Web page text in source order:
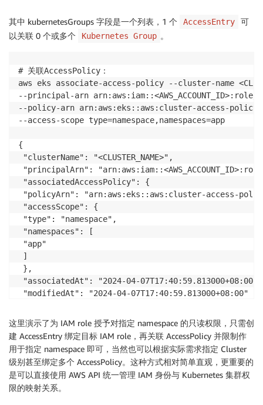
其中 kubernetesGroups 字段是一个列表，1 个 AccessEntry
可
以关联 0 个或多个
Kubernetes Group 。
# 关联AccessPolicy：
aws eks associate-access-policy --cluster-name
--principal-arn
--policy-arn arn:aws:eks::aws:cluster-access-policy/
--access-scope type=namespace,namespaces=app
{
"clusterName": "<CLUSTER_NAME>",
"principalArn":
"associatedAccessPolicy": {
"policyArn": "arn:aws:eks::aws:cluster-access-policy/
"accessScope": {
"type": "namespace",
"namespaces": [
"app"
]
},
"associatedAt": "2024-04-07T17:40:59.813000+08:00",
"modifiedAt": "2024-04-07T17:40:59.813000+08:00"
}
# 切换到read-only-role进行验证
$ kubectl auth can-i get pods -n app
yes
$ kubectl auth can-i get svc -n app
yes
这里演示了为 IAM role 授予对指定 namespace 的只读权限，只需创
建 AccessEntry 绑定目标 IAM role，再关联 AccessPolicy 并限制作
用于指定 namespace 即可，当然也可以根据实际需求指定 Cluster
级别甚至绑定多个 AccessPolicy。这种方式相对简单直观，更重要的
是可以直接使用 AWS API 统一管理 IAM 身份与 Kubernetes 集群权
限的映射关系。